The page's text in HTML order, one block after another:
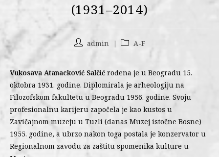
(1931–2014)
admin A-F
Vukosava Atanacković Salčić rođena je u Beogradu 15.
oktobra 1931. godine. Diplomirala je arheologiju na
Filozofskom fakultetu u Beogradu 1956. godine. Svoju
profesionalnu karijeru započela je kao kustos u
Zavičajnom muzeju u Tuzli (danas Muzej istočne Bosne)
1955. godine, a ubrzo nakon toga postala je konzervator u
Regionalnom zavodu za zaštitu spomenika kulture u